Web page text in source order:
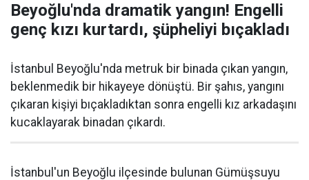
Beyoğlu'nda dramatik yangın! Engelli
genç kızı kurtardı, şüpheliyi bıçakladı
İstanbul Beyoğlu'nda metruk bir binada çıkan yangın,
beklenmedik bir hikayeye dönüştü. Bir şahıs, yangını
çıkaran kişiyi bıçakladıktan sonra engelli kız arkadaşını
kucaklayarak binadan çıkardı.
İstanbul'un Beyoğlu ilçesinde bulunan Gümüşsuyu